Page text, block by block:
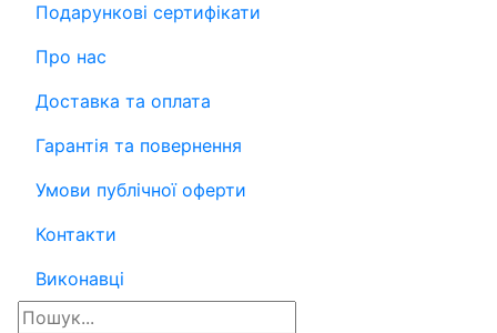
Подарункові сертифікати
Про нас
Доставка та оплата
Гарантія та повернення
Умови публічної оферти
Контакти
Виконавці